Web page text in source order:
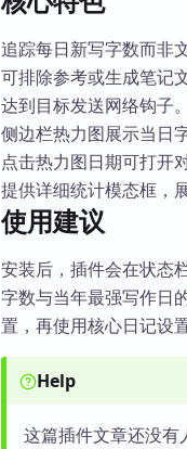
追踪每日新写字数而非
可排除参考或生成笔记文
达到目标发送网络钩子。
侧边栏热力图展示当日
点击热力图日期可打开
提供详细统计模态框，
使用建议
安装后，插件会在状态
字数与当年最强写作日
置，再使用核心日记设置
Help
这篇插件文章还没有